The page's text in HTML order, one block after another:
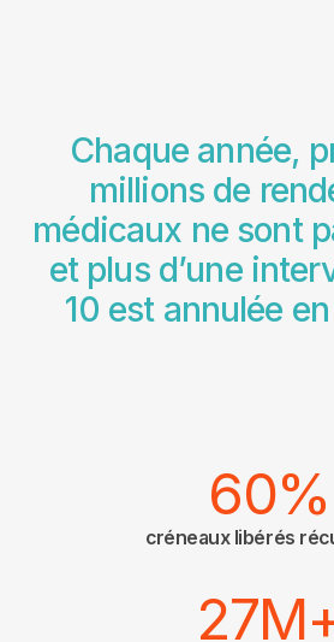
Chaque année,
millions de
médicaux ne sont
et plus d’une
10 est annulée
60%
créneaux libérés